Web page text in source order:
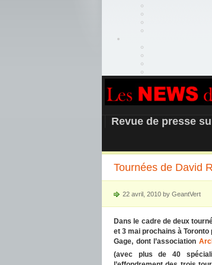
Revue de presse
Tournées de David
22 avril, 2010 by GeantVert
Dans le cadre de deux
et 3 mai prochains à
Gage, dont l’association
(avec plus de 40